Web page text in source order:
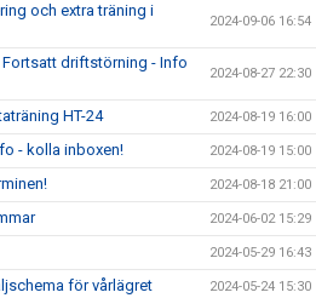
och extra träning i
2024-09-06 16:54
driftstörning - Info
2024-08-27 22:30
HT-24 2024-08-19 16:00
- kolla inboxen! 2024-08-19 15:00
2024-08-18 21:00
2024-06-02 15:29
2024-05-29 16:43
för vårlägret 2024-05-24 15:30